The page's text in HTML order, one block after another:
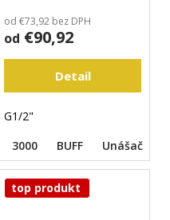
1500 3000 BUFF
od €73,92 bez DPH
od €90,92
Detail
G1/2"
3000
BUFF Unášač
top produkt